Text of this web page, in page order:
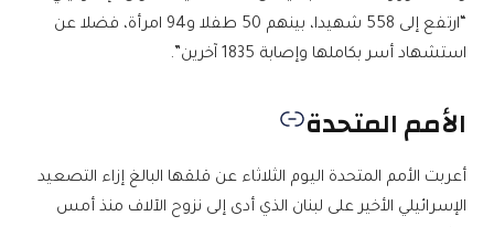
“ارتفع إلى 558 شهيدا، بينهم 50 طفلا و94 امرأة، فضلا عن
استشهاد أسر بكاملها وإصابة 1835 آخرين”.
الأمم المتحدة
أعربت الأمم المتحدة اليوم الثلاثاء عن قلقها البالغ إزاء التصعيد
الإسرائيلي الأخير على لبنان الذي أدى إلى نزوح الآلاف منذ أمس